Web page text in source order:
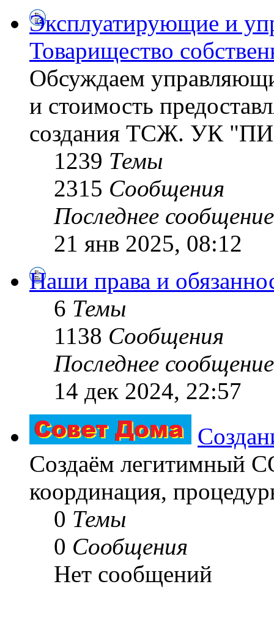
Эксплуатирующие и
Товарищество
Обсуждаем
и стоимость
создания ТСЖ. УК
1239 Темы
2315 Сообщения
Последнее сообщение
21 янв 2025, 08:12
Наши права и
6 Темы
1138 Сообщения
Последнее сообщение
14 дек 2024, 22:57
Создаём
координация,
0 Темы
0 Сообщения
Нет сообщений